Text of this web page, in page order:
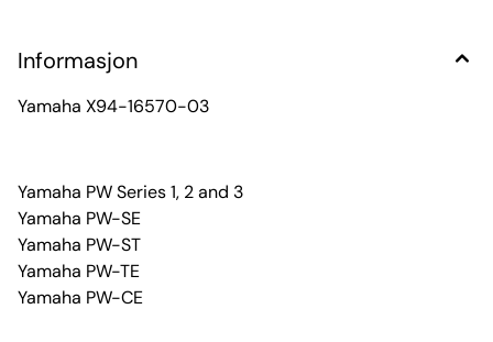
Informasjon
Yamaha X94-16570-03
Yamaha PW Series 1, 2 and 3
Yamaha PW-SE
Yamaha PW-ST
Yamaha PW-TE
Yamaha PW-CE